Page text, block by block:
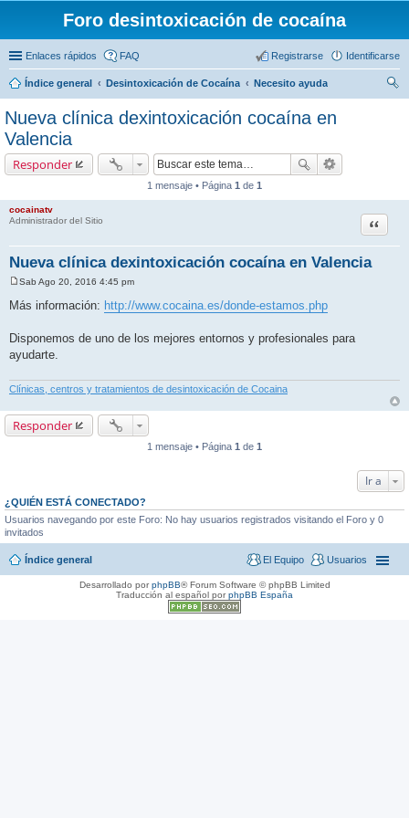
Foro desintoxicación de cocaína
Enlaces rápidos FAQ Identificarse
Registrarse
Índice general Desintoxicación de Cocaína
Necesito ayuda
Nueva clínica dexintoxicación cocaína en
Valencia
Responder
1 mensaje • Página 1 de 1
cocainatv
Administrador del Sitio
Nueva clínica dexintoxicación cocaína en Valencia
Citar
e
n
j
e
Sab Ago 20, 2016 4:45 pm
Más información: http://www.cocaina.es/donde-estamos.php
Disponemos de uno de los mejores entornos y profesionales para
ayudarte.
Clínicas, centros y tratamientos de desintoxicación de Cocaina
Responder
1 mensaje • Página 1 de 1
Ir a
¿QUIÉN ESTÁ CONECTADO?
Usuarios navegando por este Foro: No hay usuarios registrados visitando el Foro y 0
invitados
Índice general Usuarios
El Equipo
Desarrollado porphpBB® Forum Software © phpBB Limited
Traducción al español porphpBB España